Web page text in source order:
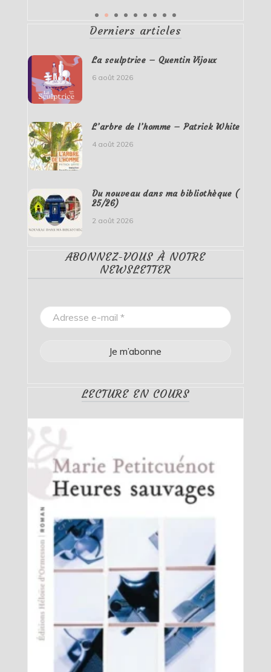
Derniers articles
La sculptrice – Quentin Vijoux
6 août 2026
L’arbre de l’homme – Patrick White
4 août 2026
Du nouveau dans ma bibliothèque (
25/26)
2 août 2026
ABONNEZ-VOUS À NOTRE
NEWSLETTER
LECTURE EN COURS